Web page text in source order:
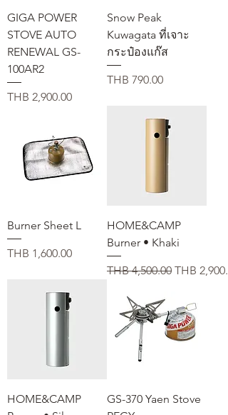
GIGA POWER
STOVE AUTO
RENEWAL GS-
100AR2
価格
THB 2,900.00
Snow Peak
Kuwagata ที่เจาะ
กระป๋องแก๊ส
価格
THB 790.00
Burner Sheet L
価格
THB 1,600.00
HOME&CAMP
Burner • Khaki
通常価格
THB 4,500.00 セール価格
THB
HOME&CAMP
GS-370 Yaen Stove